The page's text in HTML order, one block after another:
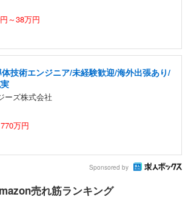
～38万円
体技術エンジニア/未経験歓迎/海外出張あり/
ーズ株式会社
万円
Sponsored by
売れ筋ランキング